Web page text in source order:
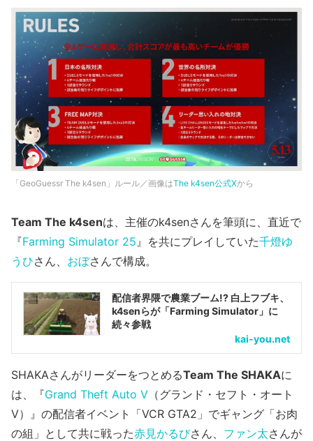
「GeoGuessr The k4sen」ルール／画像はThe k4sen公式Xから
Team The k4senは、主催のk4senさんを筆頭に、直近で
『Farming Simulator 25 』を共にプレイしていた千燈ゆ
うひさん、 おぼさんで構成。
配信者界隈で農業ブーム!? 白上フブキ、
k4senらが「Farming Simulator」に
続々参戦
kai-you.net
SHAKAさんがリーダーをつとめるTeam The SHAKAに
は、『Grand Theft Auto V （グランド・セフト・オート
V）』の配信者イベント「VCR GTA2」でギャング「お肉
の組」として共に戦った赤見かるびさん、 ファン太さんが